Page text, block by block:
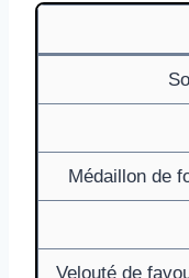
Médaillon de
Velouté de